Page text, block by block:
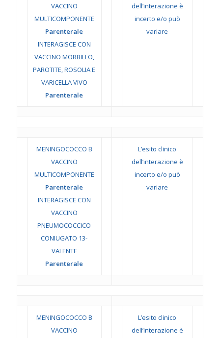
VACCINO
MULTICOMPONENTE
Parenterale
INTERAGISCE CON
VACCINO MORBILLO,
PAROTITE, ROSOLIA E
VARICELLA VIVO
Parenterale
dell’interazione è
incerto e/o può
variare
MENINGOCOCCO B
VACCINO
MULTICOMPONENTE
Parenterale
INTERAGISCE CON
VACCINO
PNEUMOCOCCICO
CONIUGATO 13-
VALENTE
Parenterale
L’esito clinico
dell’interazione è
incerto e/o può
variare
MENINGOCOCCO B
VACCINO
L’esito clinico
dell’interazione è